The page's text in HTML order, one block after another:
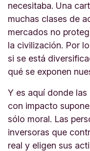
necesitaba. Una
muchas clases de
mercados no
la civilización. Por
si se está
qué se exponen
Y es aquí donde las
con impacto
sólo moral. Las
inversoras que
real y eligen sus